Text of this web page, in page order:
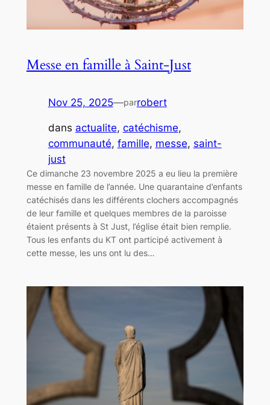
Messe en famille à Saint-Just
Nov 25, 2025—parrobert
dans actualite, catéchisme
communauté, famille, messe, saint-
just
Ce dimanche 23 novembre 2025 a eu lieu la première
messe en famille de l’année. Une quarantaine d’enfants
catéchisés dans les différents clochers accompagnés
de leur famille et quelques membres de la paroisse
étaient présents à St Just, l’église était bien remplie.
Tous les enfants du KT ont participé activement à
cette messe, les uns ont lu des…